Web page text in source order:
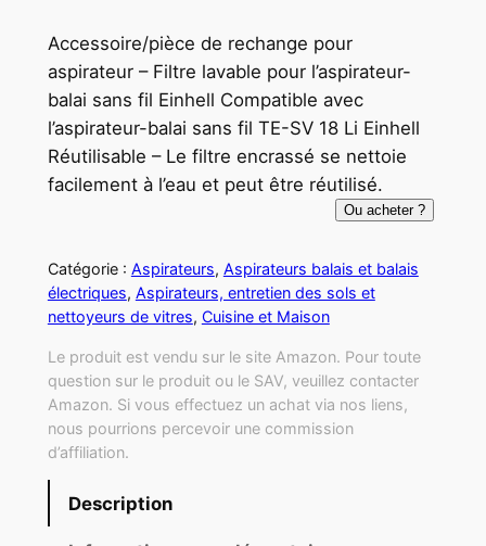
Accessoire/pièce de rechange pour
aspirateur – Filtre lavable pour l’aspirateur-
balai sans fil Einhell Compatible avec
l’aspirateur-balai sans fil TE-SV 18 Li Einhell
Réutilisable – Le filtre encrassé se nettoie
facilement à l’eau et peut être réutilisé.
Ou acheter ?
Catégorie : Aspirateurs, Aspirateurs balais et balais
électriques, Aspirateurs, entretien des sols et
nettoyeurs de vitres, Cuisine et Maison
Le produit est vendu sur le site Amazon. Pour toute
question sur le produit ou le SAV, veuillez contacter
Amazon. Si vous effectuez un achat via nos liens,
nous pourrions percevoir une commission
d’affiliation.
Description